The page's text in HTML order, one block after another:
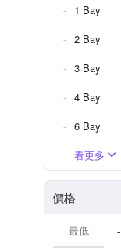
1 Bay
2 Bay
3 Bay
4 Bay
6 Bay
看更多
價格
-